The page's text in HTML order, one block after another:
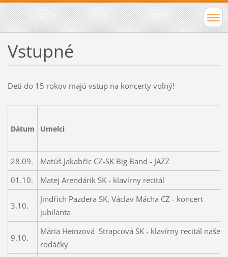
Vstupné
Deti do 15 rokov majú vstup na koncerty voľný!
Dátum Umelci
28.09.
Matúš Jakabčic CZ-SK Big Band - JAZZ
01.10.
Matej Arendárik SK - klavírny recitál
3.10.
Jindřich Pazdera SK, Václav Mácha CZ - koncert
jubilanta
9.10.
Mária Heinzová Strapcová SK - klavírny recitál našej
rodáčky